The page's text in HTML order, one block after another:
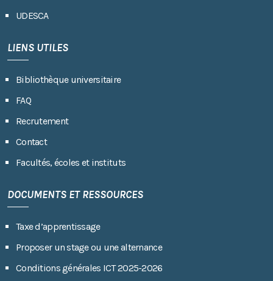
UDESCA
LIENS UTILES
Bibliothèque universitaire
FAQ
Recrutement
Contact
Facultés, écoles et instituts
DOCUMENTS ET RESSOURCES
Taxe d’apprentissage
Proposer un stage ou une alternance
Conditions générales ICT 2025-2026